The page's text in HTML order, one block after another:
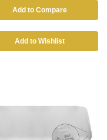
Add to Compare
Add to Wishlist